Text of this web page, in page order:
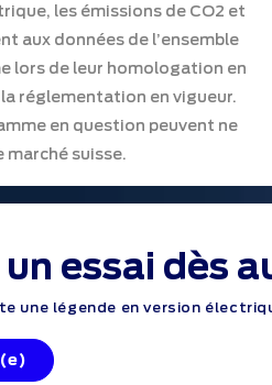
les émissions de CO2 et
aux données de l’ensemble
lors de leur homologation en
réglementation en vigueur.
en question peuvent ne
marché suisse.
essai dès
une légende en version